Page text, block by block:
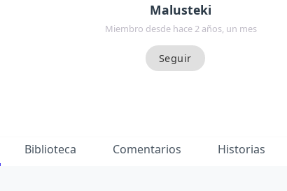
Malusteki
Miembro desde hace 2 años, un mes
Biblioteca Comentarios Historias